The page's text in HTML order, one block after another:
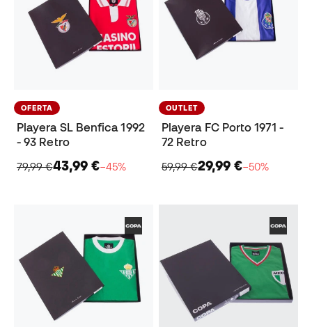
OFERTA
Playera SL Benfica 1992
- 93 Retro
79,99 €43,99 €−45%
OUTLET
Playera FC Porto 1971 -
72 Retro
59,99 €29,99 €−50%